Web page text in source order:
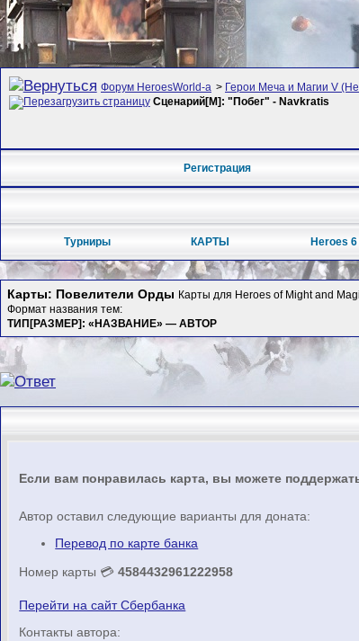
Форум HeroesWorld-а > Герои Меча и Магии V
Сценарий[M]: "Побег" - Navkratis
Регистрация
Турниры КАРТЫ Heroes 6
Карты: Повелители Орды Карты для Heroes of Might and
Формат названия тем:
ТИП[РАЗМЕР]: «НАЗВАНИЕ» — АВТОР
Если вам понравилась карта, вы можете
Автор оставил следующие варианты для доната:
Перевод по карте банка
Номер карты 💳4584432961222958
Перейти на сайт Сбербанка
Контакты автора: